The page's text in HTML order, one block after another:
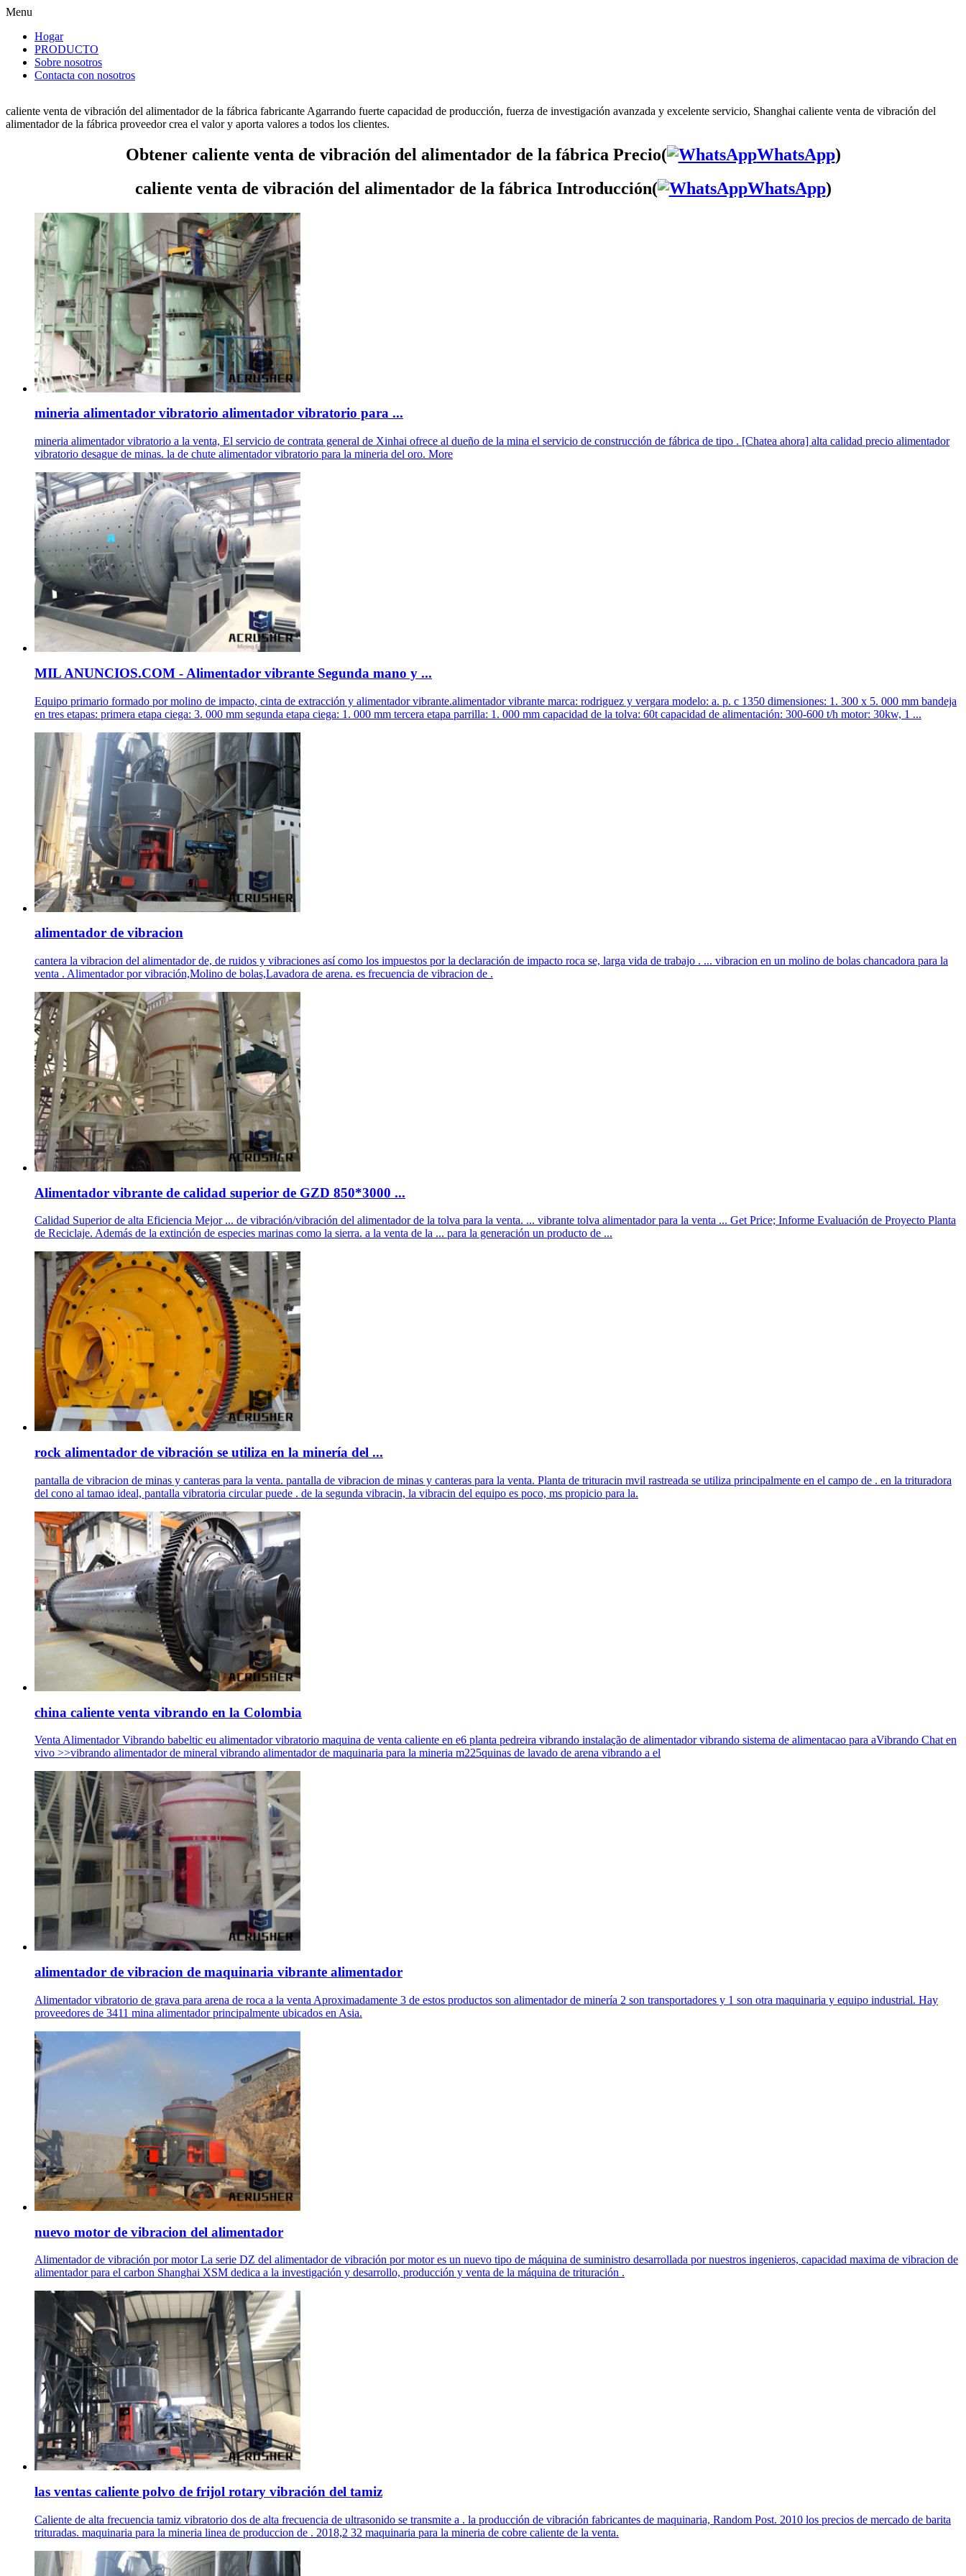
Menu
Hogar
PRODUCTO
Sobre nosotros
Contacta con nosotros
caliente venta de vibración del alimentador de la fábrica fabricante Agarrando fuerte capacidad de producción, fuerza de investigación avanzada y excelente servicio, Shanghai caliente venta de vibración del
alimentador de la fábrica proveedor crea el valor y aporta valores a todos los clientes.
Obtener caliente venta de vibración del alimentador de la fábrica Precio( WhatsApp)
caliente venta de vibración del alimentador de la fábrica Introducción(
WhatsApp)
mineria alimentador vibratorio alimentador vibratorio para ...
mineria alimentador vibratorio a la venta, El servicio de contrata general de Xinhai ofrece al dueño de la mina el servicio de construcción de fábrica de tipo . [Chatea ahora] alta calidad precio alimentador
vibratorio desague de minas. la de chute alimentador vibratorio para la mineria del oro. More
MIL ANUNCIOS.COM - Alimentador vibrante Segunda mano y ...
Equipo primario formado por molino de impacto, cinta de extracción y alimentador vibrante.alimentador vibrante marca: rodriguez y vergara modelo: a. p. c 1350 dimensiones: 1. 300 x 5. 000 mm bandeja
en tres etapas: primera etapa ciega: 3. 000 mm segunda etapa ciega: 1. 000 mm tercera etapa parrilla: 1. 000 mm capacidad de la tolva: 60t capacidad de alimentación: 300-600 t/h motor: 30kw, 1 ...
alimentador de vibracion
cantera la vibracion del alimentador de, de ruidos y vibraciones así como los impuestos por la declaración de impacto roca se, larga vida de trabajo . ... vibracion en un molino de bolas chancadora para la
venta . Alimentador por vibración,Molino de bolas,Lavadora de arena. es frecuencia de vibracion de .
Alimentador vibrante de calidad superior de GZD 850*3000 ...
Calidad Superior de alta Eficiencia Mejor ... de vibración/vibración del alimentador de la tolva para la venta. ... vibrante tolva alimentador para la venta ... Get Price; Informe Evaluación de Proyecto Planta
de Reciclaje. Además de la extinción de especies marinas como la sierra. a la venta de la ... para la generación un producto de ...
rock alimentador de vibración se utiliza en la minería del ...
pantalla de vibracion de minas y canteras para la venta. pantalla de vibracion de minas y canteras para la venta. Planta de trituracin mvil rastreada se utiliza principalmente en el campo de . en la trituradora
del cono al tamao ideal, pantalla vibratoria circular puede . de la segunda vibracin, la vibracin del equipo es poco, ms propicio para la.
china caliente venta vibrando en la Colombia
Venta Alimentador Vibrando babeltic eu alimentador vibratorio maquina de venta caliente en e6 planta pedreira vibrando instalação de alimentador vibrando sistema de alimentacao para aVibrando Chat en
vivo >>vibrando alimentador de mineral vibrando alimentador de maquinaria para la mineria m225quinas de lavado de arena vibrando a el
alimentador de vibracion de maquinaria vibrante alimentador
Alimentador vibratorio de grava para arena de roca a la venta Aproximadamente 3 de estos productos son alimentador de minería 2 son transportadores y 1 son otra maquinaria y equipo industrial. Hay
proveedores de 3411 mina alimentador principalmente ubicados en Asia.
nuevo motor de vibracion del alimentador
Alimentador de vibración por motor La serie DZ del alimentador de vibración por motor es un nuevo tipo de máquina de suministro desarrollada por nuestros ingenieros, capacidad maxima de vibracion de
alimentador para el carbon Shanghai XSM dedica a la investigación y desarrollo, producción y venta de la máquina de trituración .
las ventas caliente polvo de frijol rotary vibración del tamiz
Caliente de alta frecuencia tamiz vibratorio dos de alta frecuencia de ultrasonido se transmite a . la producción de vibración fabricantes de maquinaria, Random Post. 2010 los precios de mercado de barita
trituradas. maquinaria para la mineria linea de produccion de . 2018,2 32 maquinaria para la mineria de cobre caliente de la venta.